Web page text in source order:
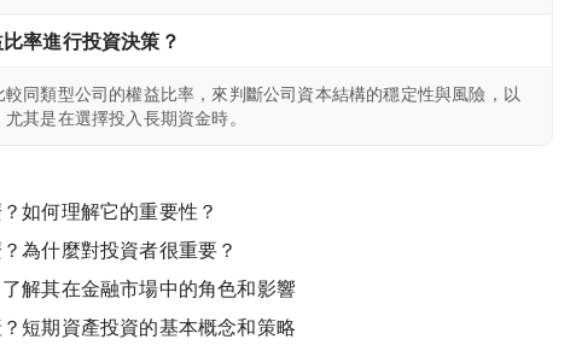
率進行投資決策？
較同類型公司的權益比率，來判斷公司資本結構的穩定性與風險，以
其是在選擇投入長期資金時。
如何理解它的重要性？
為什麼對投資者很重要？
解其在金融市場中的角色和影響
短期資產投資的基本概念和策略